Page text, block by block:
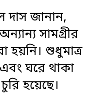
দাস জানান,
সামগ্রীর
হয়নি। শুধুমাত্র
ঘরে থাকা
হয়েছে।